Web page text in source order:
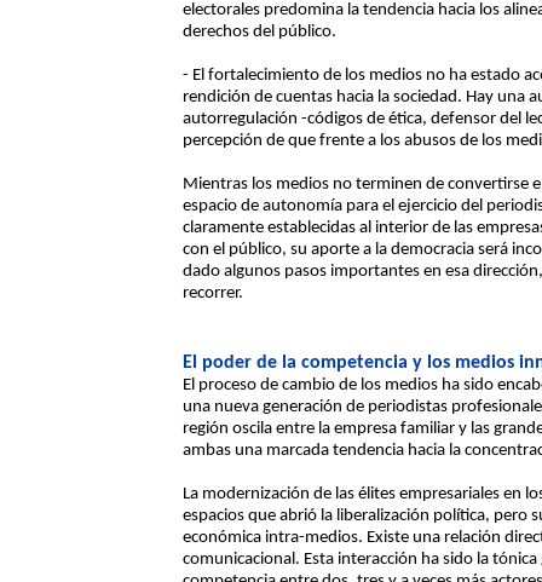
electorales predomina la tendencia hacia los
derechos del público.
- El fortalecimiento de los medios no ha estado
rendición de cuentas hacia la sociedad. Hay una
autorregulación -códigos de ética, defensor del
percepción de que frente a los abusos de los
Mientras los medios no terminen de convertirse
espacio de autonomía para el ejercicio del
claramente establecidas al interior de las
con el público, su aporte a la democracia será
dado algunos pasos importantes en esa
recorrer.
El poder de la competencia y los medios
El proceso de cambio de los medios ha sido
una nueva generación de periodistas
región oscila entre la empresa familiar y las
ambas una marcada tendencia hacia la
La modernización de las élites empresariales en
espacios que abrió la liberalización política, pero
económica intra-medios. Existe una relación
comunicacional. Esta interacción ha sido la